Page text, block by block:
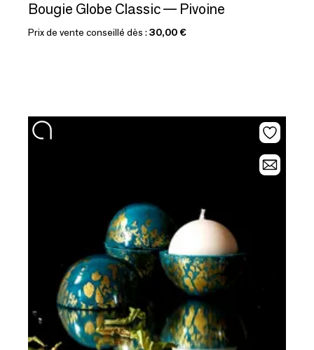
Bougie Globe Classic — Pivoine
Prix de vente conseillé dès : 30,00 €